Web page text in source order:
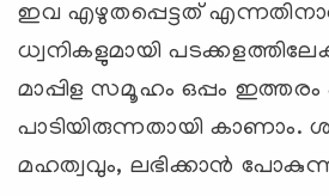
ഇവ എഴുതപ്പെട്ടത്
ധ്വനികളുമായി
മാപ്പിള സമൂഹം ഒപ്പം ഇത്തരം
പാടിയിരുന്നതായി കാണാം.
മഹത്വവും, ലഭിക്കാന്‍